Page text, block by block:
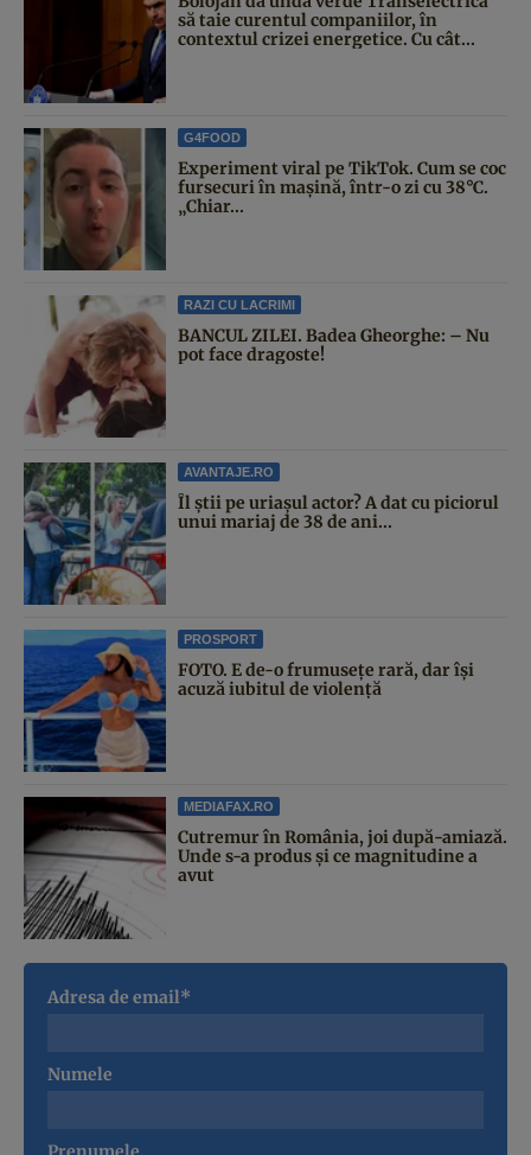
să taie curentul companiilor, în
contextul crizei energetice. Cu cât...
G4FOOD
Experiment viral pe TikTok. Cum se coc
fursecuri în mașină, într-o zi cu 38°C.
„Chiar...
RAZI CU LACRIMI
BANCUL ZILEI. Badea Gheorghe: – Nu
pot face dragoste!
AVANTAJE.RO
Îl știi pe uriașul actor? A dat cu piciorul
unui mariaj de 38 de ani...
PROSPORT
FOTO. E de-o frumusețe rară, dar își
acuză iubitul de violență
MEDIAFAX.RO
Cutremur în România, joi după-amiază.
Unde s-a produs și ce magnitudine a
avut
Adresa de email*
Numele